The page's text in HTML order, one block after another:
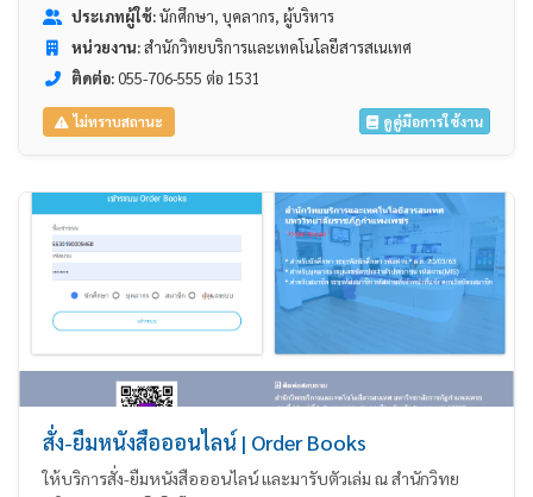
ประเภทผู้ใช้:นักศึกษา, บุคลากร, ผู้บริหาร
หน่วยงาน:สำนักวิทยบริการและเทคโนโลยีสารสเนเทศ
ติดต่อ:055-706-555 ต่อ 1531
ไม่ทราบสถานะ ดูคู่มือการใช้งาน
สั่ง-ยืมหนังสือออนไลน์ | Order Books
ให้บริการสั่ง-ยืมหนังสือออนไลน์ และมารับตัวเล่ม ณ สำนักวิทย